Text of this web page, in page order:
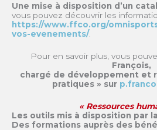
Une mise à disposition d’un
vous pouvez découvrir les
https://www.ffco.org/
vos-evenements/
Pour en savoir plus, vous
François,
chargé de développement et
pratiques » sur
« Ressources
Les outils mis à disposition par
Des formations auprès des